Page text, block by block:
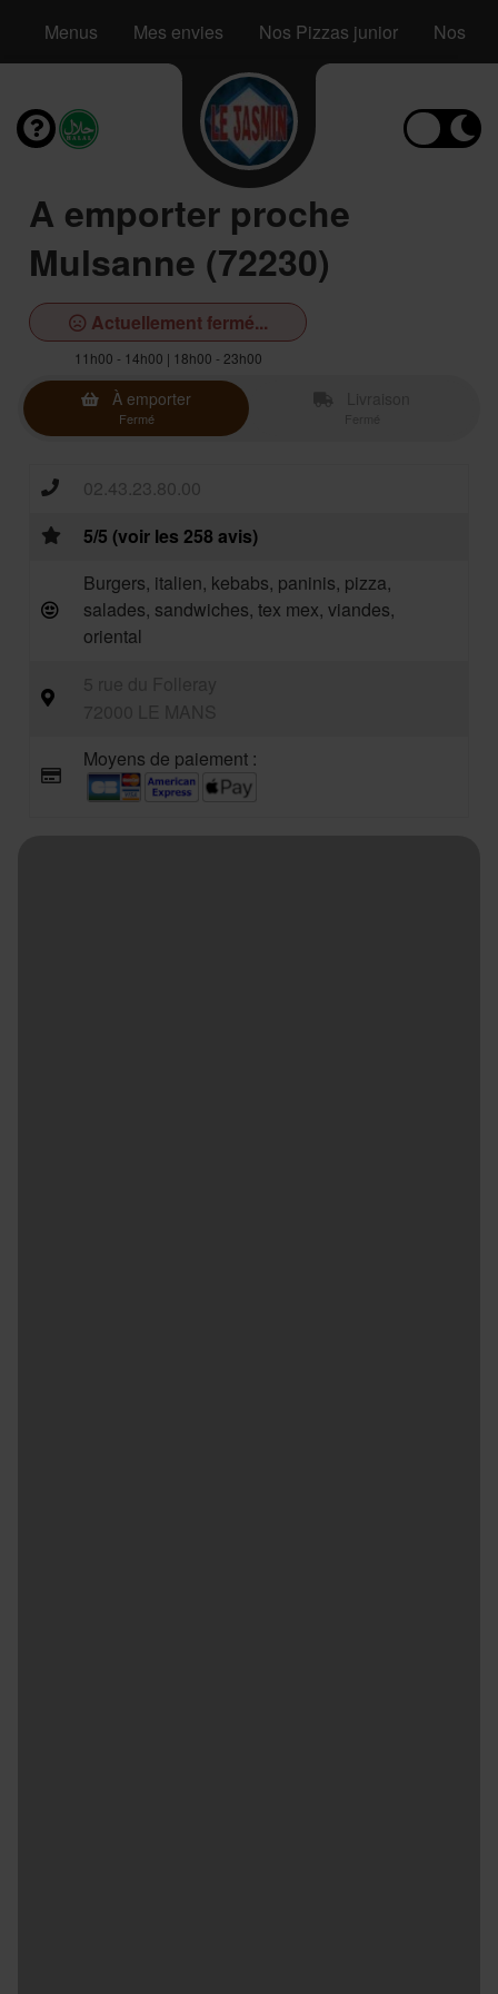
Menus Mes envies Nos Pizzas junior Nos
A emporter proche
Mulsanne (72230)
Actuellement fermé...
11h00 - 14h00 | 18h00 - 23h00
À emporter
Fermé
02.43.23.80.00
5/5 (voir les 258 avis)
Burgers, italien, kebabs, paninis, pizza,
salades, sandwiches, tex mex, viandes,
oriental
Moyens de paiement :